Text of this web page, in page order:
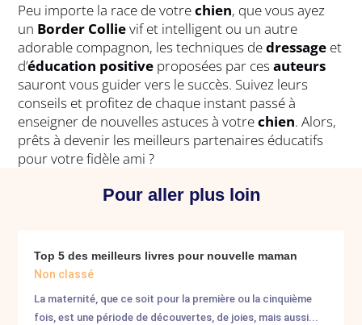
Peu importe la race de votrechien, que vous ayez
un Border Collievif et intelligent ou un autre
adorable compagnon, les techniques dedressage et
d’éducation positive proposées par cesauteurs
sauront vous guider vers le succès. Suivez leurs
conseils et profitez de chaque instant passé à
enseigner de nouvelles astuces à votrechien. Alors,
prêts à devenir les meilleurs partenaires éducatifs
pour votre fidèle ami ?
Pour aller plus loin
Top 5 des meilleurs livres pour nouvelle maman
Non classé
La maternité, que ce soit pour la première ou la cinquième
fois, est une période de découvertes, de joies, mais aussi...